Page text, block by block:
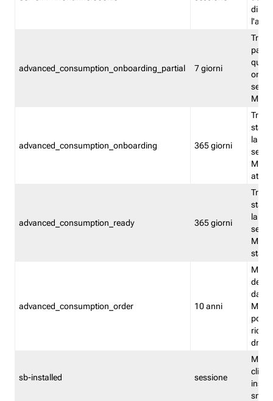
advanced_consumption_onboarding_partial 7 giorni
advanced_consumption_onboarding 365 giorni
stata
la
advanced_consumption_ready 365 giorni
stata
la
stato
advanced_consumption_order 10 anni
delle
sb-installed sessione